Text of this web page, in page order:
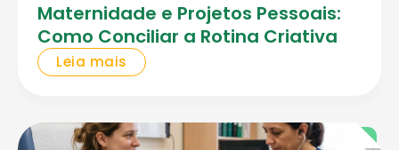
Maternidade e Projetos Pessoais:
Como Conciliar a Rotina Criativa
Leia mais